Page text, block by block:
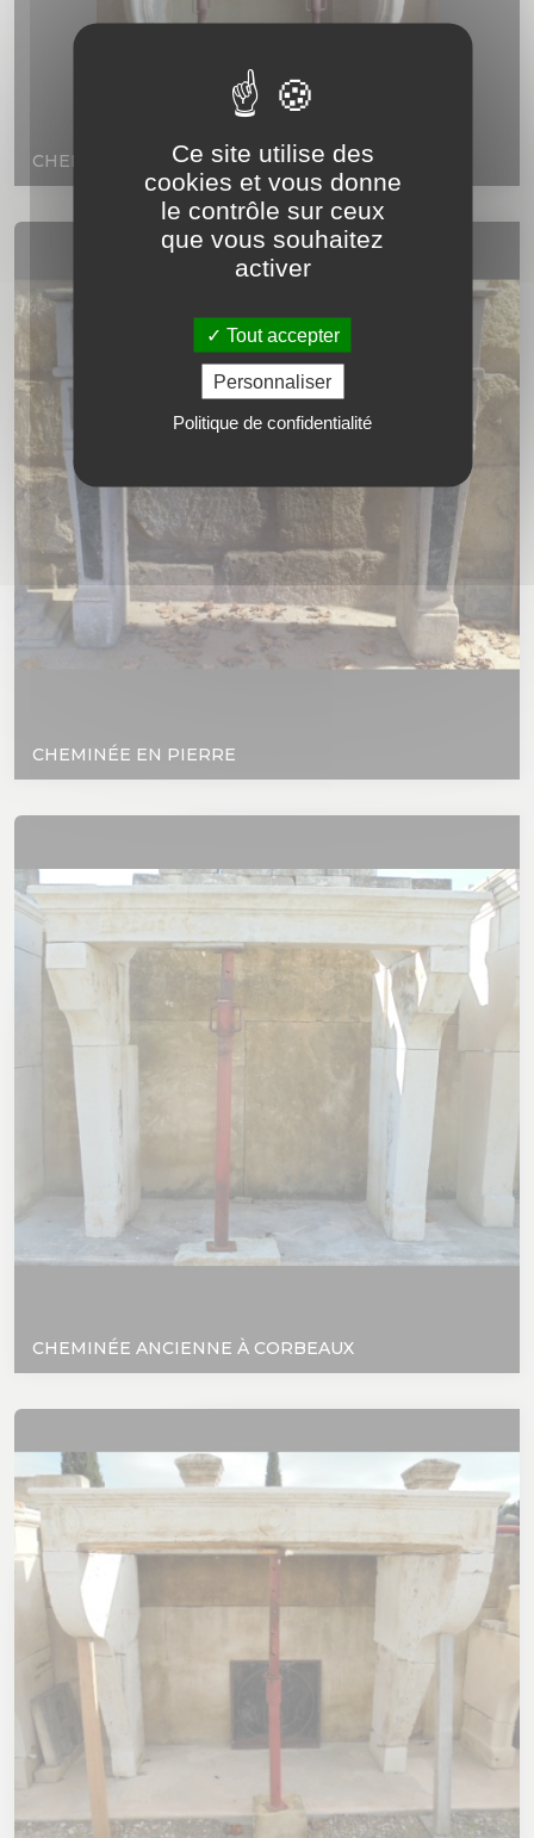
CHEMINÉE LOUIS 14
CHEMINÉE EN PIERRE
CHEMINÉE ANCIENNE À CORBEAUX
Ce site utilise des
cookies et vous donne
le contrôle sur ceux
que vous souhaitez
activer
Tout accepter
Personnaliser
Politique de confidentialité